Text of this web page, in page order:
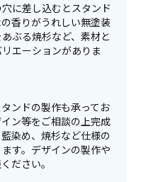
に差し込むとスタンド
香りがうれしい無塗装
ぶる焼杉など、素材と
エーションがありま
ンドの製作も承ってお
ン等をご相談の上完成
染め、焼杉など仕様の
す。デザインの製作や
ださい。